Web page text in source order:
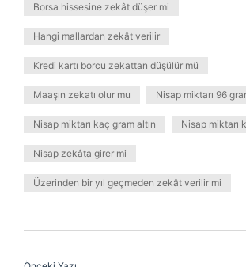
Borsa hissesine zekât düşer mi
Hangi mallardan zekât verilir
Kredi kartı borcu zekattan düşülür mü
Maaşın zekatı olur mu Nisap miktarı 96
Nisap miktarı kaç gram altın Nisap miktarı
Nisap zekâta girer mi
Üzerinden bir yıl geçmeden zekât verilir mi